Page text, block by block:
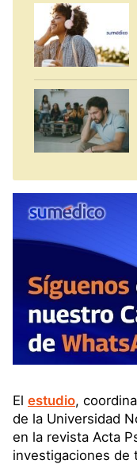
El estudio,
de la Universidad
en la revista Acta
investigaciones de